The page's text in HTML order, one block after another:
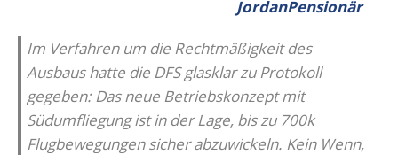
JordanPensionär
Im Verfahren um die Rechtmäßigkeit des
Ausbaus hatte die DFS glasklar zu Protokoll
gegeben: Das neue Betriebskonzept mit
Südumfliegung ist in der Lage, bis zu 700k
Flugbewegungen sicher abzuwickeln. Kein Wenn,